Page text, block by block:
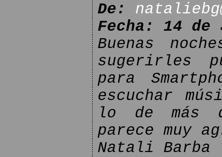
De:
Fecha: 14 de
Buenas
sugerirles
para
escuchar
lo de más
parece muy
Natali Barba